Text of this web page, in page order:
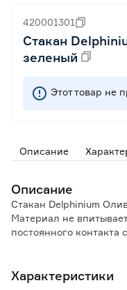
420001301
Стакан
зеленый
Этот товар не
Описание
Описание
Стакан Delphinium
Материал не
постоянного контакта
Характеристики